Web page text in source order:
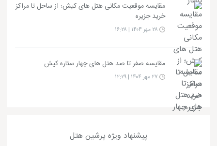
مقایسه موقعیت مکانی هتل های کیش؛ از ساحل تا مراکز
خرید جزیره
مقایسه صفر تا صد هتل های چهار ستاره کیش
پیشنهاد ویژه پرشین هتل